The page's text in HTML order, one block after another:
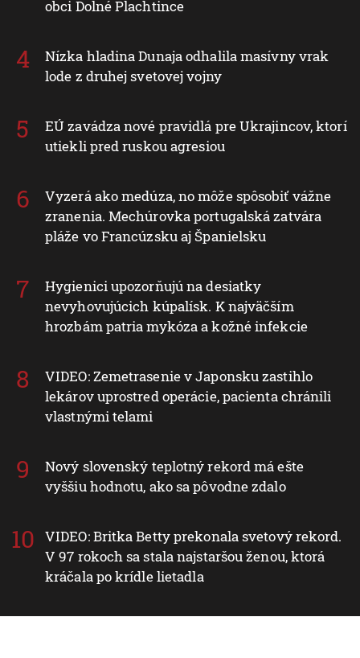
obci Dolné Plachtince
Nízka hladina Dunaja odhalila masívny vrak
lode z druhej svetovej vojny
EÚ zavádza nové pravidlá pre Ukrajincov, ktorí
utiekli pred ruskou agresiou
Vyzerá ako medúza, no môže spôsobiť vážne
zranenia. Mechúrovka portugalská zatvára
pláže vo Francúzsku aj Španielsku
Hygienici upozorňujú na desiatky
nevyhovujúcich kúpalísk. K najväčším
hrozbám patria mykóza a kožné infekcie
VIDEO: Zemetrasenie v Japonsku zastihlo
lekárov uprostred operácie, pacienta chránili
vlastnými telami
Nový slovenský teplotný rekord má ešte
vyššiu hodnotu, ako sa pôvodne zdalo
VIDEO: Britka Betty prekonala svetový rekord.
V 97 rokoch sa stala najstaršou ženou, ktorá
kráčala po krídle lietadla